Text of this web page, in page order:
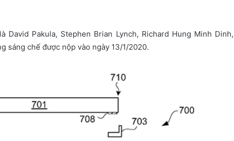
David Pakula, Stephen Brian Lynch, Richard Hung Minh Dinh,
sáng chế được nộp vào ngày 13/1/2020.